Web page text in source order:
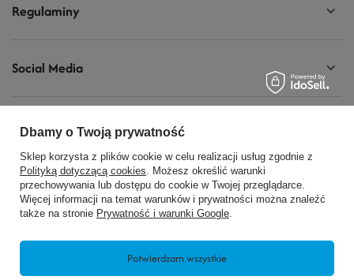
Regulaminy
Social Media
728440077 biuro@modelarnia.pl
Modelarnia,Armii Krajowej 20/9 ,26-200 Końskie
Dbamy o Twoją prywatność
Sklep korzysta z plików cookie w celu realizacji usług zgodnie z
Polityką dotyczącą cookies. Możesz określić warunki
przechowywania lub dostępu do cookie w Twojej przeglądarce.
Więcej informacji na temat warunków i prywatności można znaleźć
także na stronie Prywatność i warunki Google.
Potwierdzam wszystkie